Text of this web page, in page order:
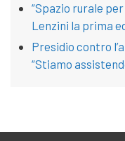
“Spazio rurale
Lenzini la prima
Presidio contro
“Stiamo